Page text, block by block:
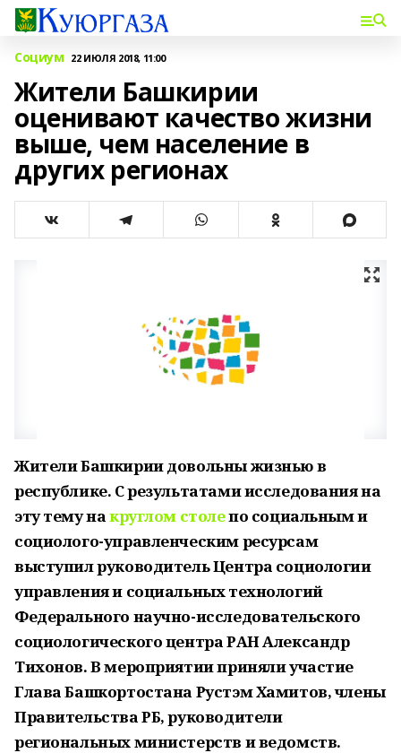
Социум 22 ИЮЛЯ 2018, 11:00
Жители Башкирии
оценивают качество жизни
выше, чем население в
других регионах
Жители Башкирии довольны жизнью в
республике. С результатами исследования на
эту тему накруглом столепо социальным и
социолого-управленческим ресурсам
выступил руководитель Центра социологии
управления и социальных технологий
Федерального научно-исследовательского
социологического центра РАН Александр
Тихонов. В мероприятии приняли участие
Глава Башкортостана Рустэм Хамитов, члены
Правительства РБ, руководители
региональных министерств и ведомств.